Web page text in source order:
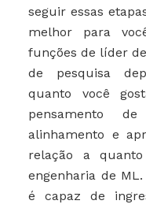
seguir essas
melhor para
funções de líder
de pesquisa
quanto você
pensamento
alinhamento e
relação a
engenharia de
é capaz de